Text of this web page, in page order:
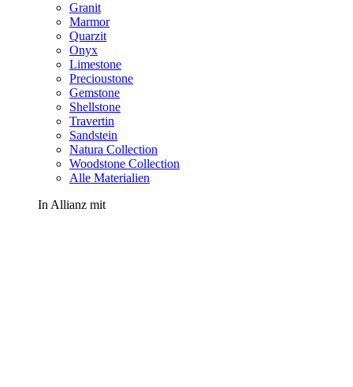
Granit
Marmor
Quarzit
Onyx
Limestone
Precioustone
Gemstone
Shellstone
Travertin
Sandstein
Natura Collection
Woodstone Collection
Alle Materialien
In Allianz mit